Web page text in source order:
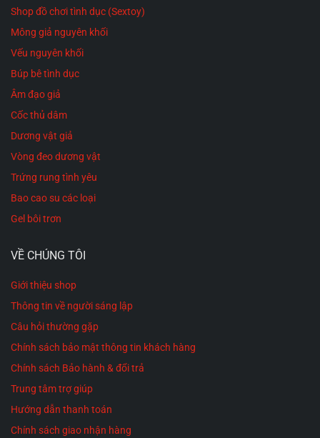
su gia đình không chỉ giúp
quả mà còn bảo vệ hai vợ chồng khỏi những bệnh
lây nhiễm không mong muốn.
Shop luôn tư vấn nhiệt tình để giúp
được sản phẩm phù hợp nhất. Với
Shop đồ chơi tình dục (Sextoy)
Mông giả nguyên khối
Vếu nguyên khối
Búp bê tình dục
Âm đạo giả
Cốc thủ dâm
Dương vật giả
Vòng đeo dương vật
Trứng rung tình yêu
Bao cao su các loại
Gel bôi trơn
VỀ CHÚNG TÔI
Giới thiệu shop
Thông tin về người sáng lập
Câu hỏi thường gặp
Chính sách bảo mật thông tin khách hàng
Chính sách Bảo hành & đổi trả
Trung tâm trợ giúp
Hướng dẫn thanh toán
Chính sách giao nhận hàng